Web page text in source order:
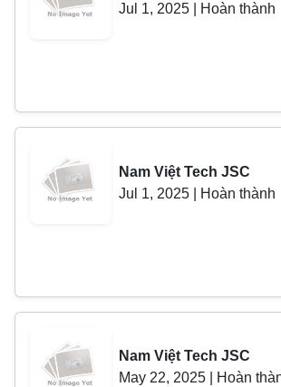
Jul 1, 2025
Hoàn thành
Nam Việt Tech JSC
Jul 1, 2025
Hoàn thành
Nam Việt Tech JSC
May 22, 2025
Hoàn